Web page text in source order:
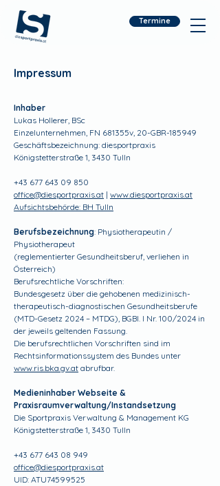
Termine
Impressum
Inhaber
Lukas Hollerer, BSc
Einzelunternehmen, FN 681355v, 20-GBR-185949
Geschäftsbezeichnung: diesportpraxis
Königstetterstraße 1, 3430 Tulln
+43 677 643 09 850
office@diesportpraxis.at | www.diesportpraxis.at
Aufsichtsbehörde: BH Tulln
Berufsbezeichnung: Physiotherapeutin /
Physiotherapeut
(reglementierter Gesundheitsberuf, verliehen in
Österreich)
Berufsrechtliche Vorschriften:
Bundesgesetz über die gehobenen medizinisch-
therapeutisch-diagnostischen Gesundheitsberufe
(MTD-Gesetz 2024 – MTDG), BGBl. I Nr. 100/2024 in
der jeweils geltenden Fassung.
Die berufsrechtlichen Vorschriften sind im
Rechtsinformationssystem des Bundes unter
www.ris.bka.gv.at abrufbar.
Medieninhaber Webseite &
Praxisraumverwaltung/Instandsetzung
Die Sportpraxis Verwaltung & Management KG
Königstetterstraße 1, 3430 Tulln
+43 677 643 08 949
office@diesportpraxis.at
UID: ATU74599525